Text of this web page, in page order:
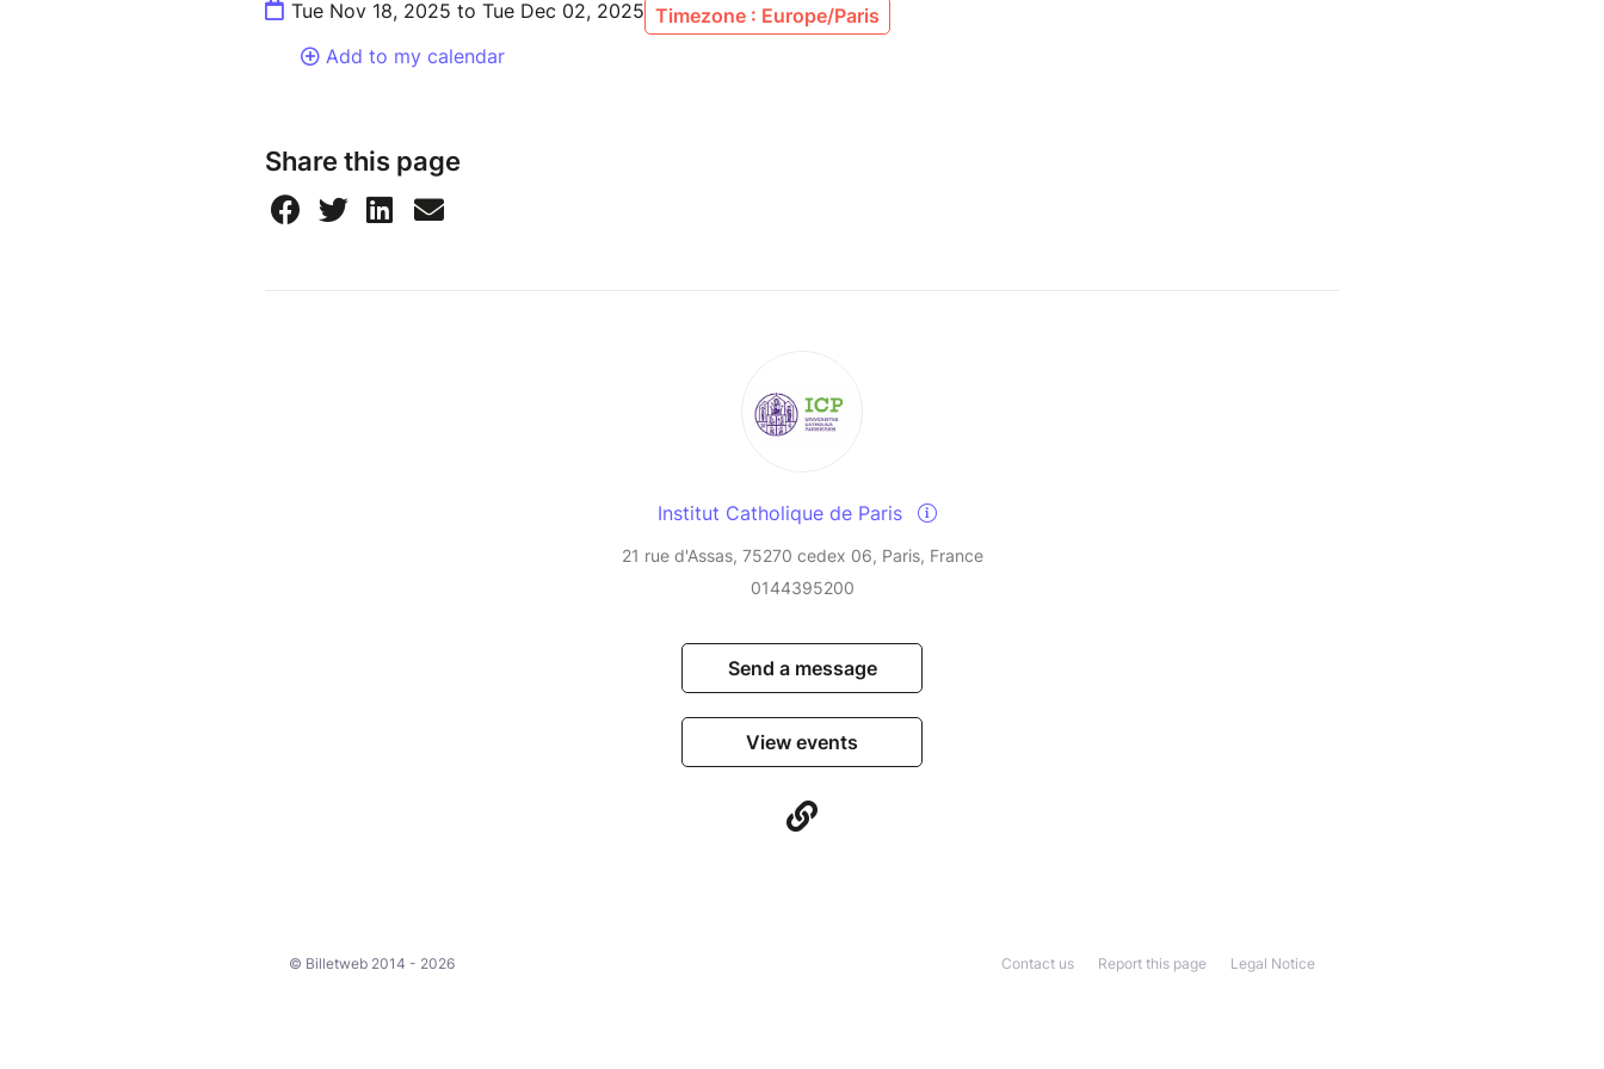
Tue Nov 18, 2025 to Tue Dec 02, 2025 Timezone : Europe/Paris
Add to my calendar
Share this page
Institut Catholique de Paris
21 rue d'Assas, 75270 cedex 06, Paris, France
0144395200
Send a message
View events
© Billetweb 2014 - 2026 Legal Notice
Report this page
Contact us